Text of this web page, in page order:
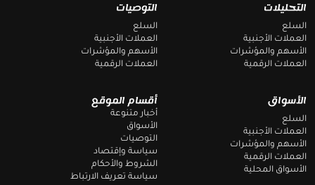
أقسام الموقع
أخبار متنوعة
الأسواق
التوصيات
سياسة وإقتصاد
الشروط والأحكام
سياسة تعريف الارتباط
الأسواق
السلع
العملات الأجنبية
الأسهم والمؤشرات
العملات الرقمية
الأسواق المحلية
التوصيات
السلع
العملات الأجنبية
الأسهم والمؤشرات
العملات الرقمية
التحليلات
السلع
العملات الأجنبية
الأسهم والمؤشرات
العملات الرقمية